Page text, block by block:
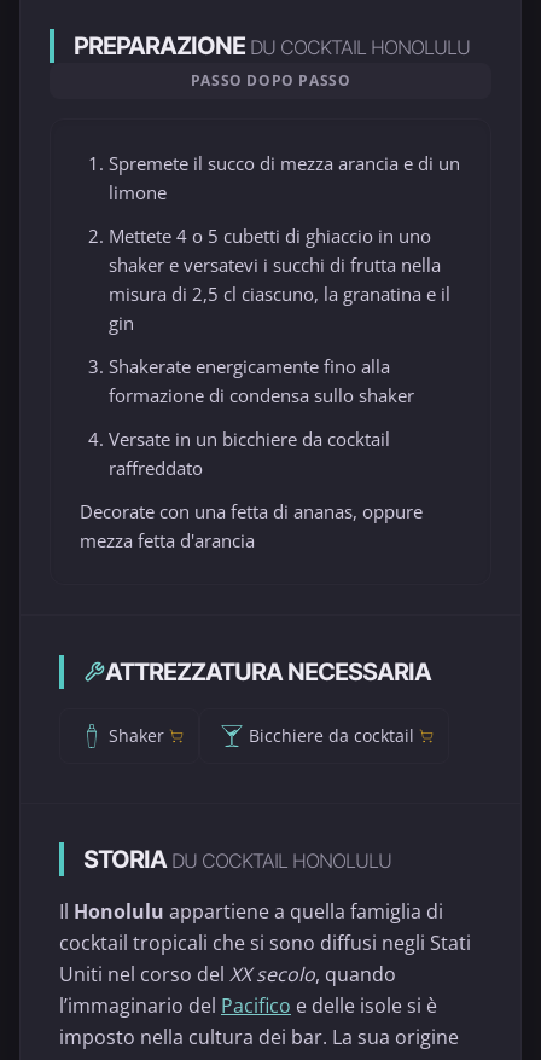
PREPARAZIONE DU COCKTAIL HONOLULU
PASSO DOPO PASSO
Spremete il succo di mezza arancia e di un
limone
Mettete 4 o 5 cubetti di ghiaccio in uno
shaker e versatevi i succhi di frutta nella
misura di 2,5 cl ciascuno, la granatina e il
gin
Shakerate energicamente fino alla
formazione di condensa sullo shaker
Versate in un bicchiere da cocktail
raffreddato
Decorate con una fetta di ananas, oppure
mezza fetta d'arancia
ATTREZZATURA NECESSARIA
Shaker Bicchiere da cocktail
STORIA DU COCKTAIL HONOLULU
Il Honolulu appartiene a quella famiglia di
cocktail tropicali che si sono diffusi negli Stati
Uniti nel corso del XX secolo, quando
l’immaginario del Pacifico e delle isole si è
imposto nella cultura dei bar. La sua origine